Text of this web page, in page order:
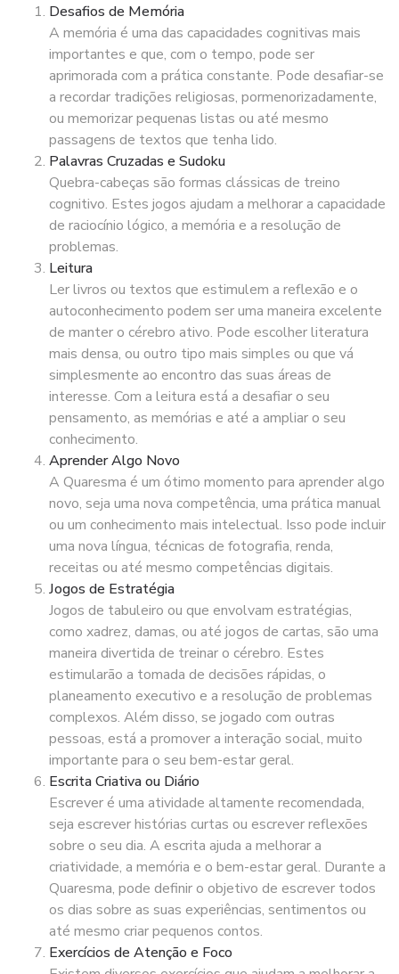
Desafios de Memória
A memória é uma das capacidades cognitivas mais
importantes e que, com o tempo, pode ser
aprimorada com a prática constante. Pode desafiar-se
a recordar tradições religiosas, pormenorizadamente,
ou memorizar pequenas listas ou até mesmo
passagens de textos que tenha lido.
Palavras Cruzadas e Sudoku
Quebra-cabeças são formas clássicas de treino
cognitivo. Estes jogos ajudam a melhorar a capacidade
de raciocínio lógico, a memória e a resolução de
problemas.
Leitura
Ler livros ou textos que estimulem a reflexão e o
autoconhecimento podem ser uma maneira excelente
de manter o cérebro ativo. Pode escolher literatura
mais densa, ou outro tipo mais simples ou que vá
simplesmente ao encontro das suas áreas de
interesse. Com a leitura está a desafiar o seu
pensamento, as memórias e até a ampliar o seu
conhecimento.
Aprender Algo Novo
A Quaresma é um ótimo momento para aprender algo
novo, seja uma nova competência, uma prática manual
ou um conhecimento mais intelectual. Isso pode incluir
uma nova língua, técnicas de fotografia, renda,
receitas ou até mesmo competências digitais.
Jogos de Estratégia
Jogos de tabuleiro ou que envolvam estratégias,
como xadrez, damas, ou até jogos de cartas, são uma
maneira divertida de treinar o cérebro. Estes
estimularão a tomada de decisões rápidas, o
planeamento executivo e a resolução de problemas
complexos. Além disso, se jogado com outras
pessoas, está a promover a interação social, muito
importante para o seu bem-estar geral.
Escrita Criativa ou Diário
Escrever é uma atividade altamente recomendada,
seja escrever histórias curtas ou escrever reflexões
sobre o seu dia. A escrita ajuda a melhorar a
criatividade, a memória e o bem-estar geral. Durante a
Quaresma, pode definir o objetivo de escrever todos
os dias sobre as suas experiências, sentimentos ou
até mesmo criar pequenos contos.
Exercícios de Atenção e Foco